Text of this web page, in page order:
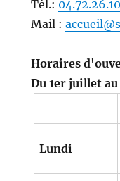
Tél.:
Mail :
Horaires
Du 1er juillet
Lundi